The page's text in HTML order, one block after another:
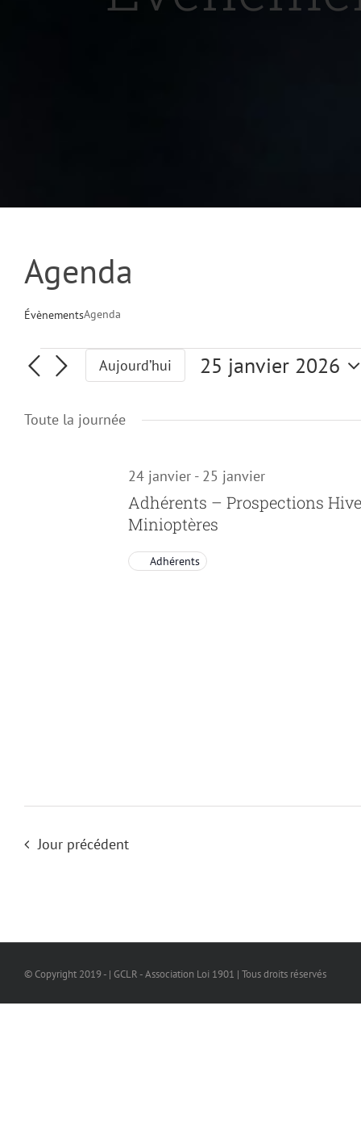
Agenda
ÉvènementsAgenda
Évènements
for
janvier
Aujourd’hui
25 janvier 2026
date.
Toute la journée
Adhérents – Prospections
Minioptères
24 janvier - 25 janvier
Adhérents
Jour précédent
© Copyright 2019 - | GCLR - Association Loi 1901 | Tous droits réservés